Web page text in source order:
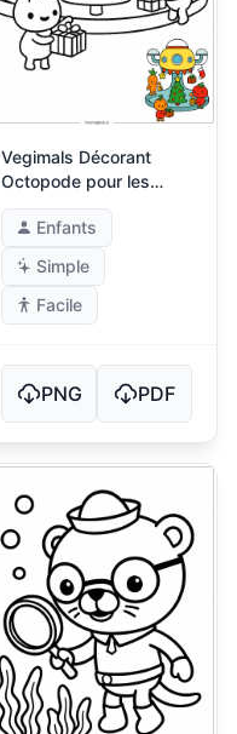
Vegimals Décorant
Octopode pour les
Fêtes
Enfants
Simple
Facile
PNG PDF